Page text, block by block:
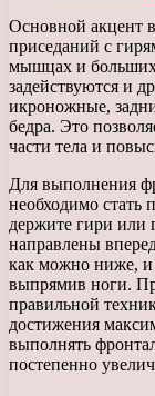
Основной акцент
приседаний с
мышцах и
задействуются и
икроножные,
бедра. Это
части тела и
Для выполнения
необходимо стать
держите гири или
направлены
как можно ниже, и
выпрямив ноги.
правильной
достижения
выполнять
постепенно